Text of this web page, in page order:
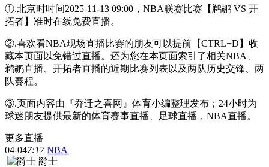
①.北京时时间2025-11-13 09:00，NBA联赛比赛【鹈鹕 VS 开
拓者】准时在线免费直播。
②.喜欢看NBA现场直播比赛的朋友可以提前【CTRL+D】收
藏本页面以免错过直播。还为您在本页面索引了相关NBA、
鹈鹕直播、开拓者直播的近期比赛列表以及两队历史交锋、两
队赛程。
③.页面内容由『乔迁之喜网』体育小编整理发布；24小时为
球迷朋友提供最新的体育赛事直播、足球直播，NBA直播。
更多直播
04-047:17 NBA
爵士